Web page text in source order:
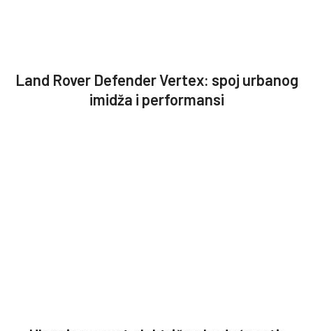
Land Rover Defender Vertex: spoj urbanog
imidža i performansi